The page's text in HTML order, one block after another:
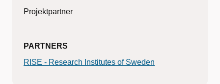
Projektpartner
PARTNERS
RISE - Research Institutes of Sweden